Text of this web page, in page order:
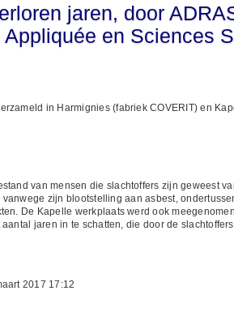
jaren, door
en Sciences
in Harmignies (fabriek COVERIT) en
van mensen die slachtoffers zijn geweest
zijn blootstelling aan asbest,
De Kapelle werkplaats werd ook
jaren in te schatten, die door de
2017 17:12